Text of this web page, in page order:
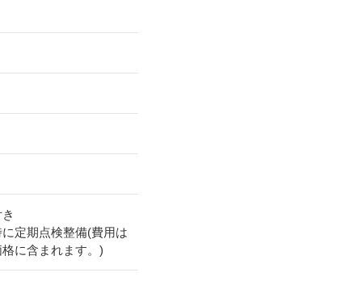
定期点検整備(費用は
に含まれます。)